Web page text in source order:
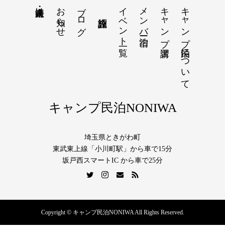
キャンプ民泊について
キャンプ講習
メンバー宿泊
イベント一覧
ブログ
お知らせ
法人・企業向け
キャンプ民泊NONIWA
埼玉県ときがわ町
東武東上線「小川町駅」から車で15分
坂戸西スマートIC から車で25分
Copyright © キャンプ民泊NONIWA All Rights Reserved.